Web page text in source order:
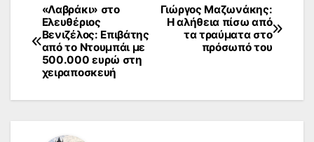
Πλοήγηση
άρθρων
Γιώργος Μαζωνάκης:
Η αλήθεια πίσω από
τα τραύματα στο
πρόσωπό του
«Λαβράκι» στο
Ελευθέριος
Βενιζέλος: Επιβάτης
από το Ντουμπάι με
500.000 ευρώ στη
χειραποσκευή